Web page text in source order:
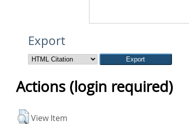
Export
Actions (login required)
View Item